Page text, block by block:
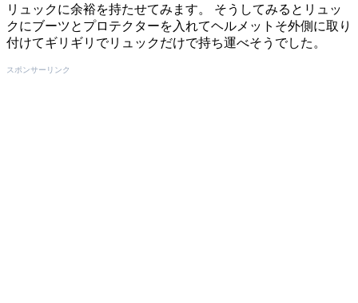
リュックに余裕を持たせてみます。 そうしてみるとリュッ
クにブーツとプロテクターを入れてヘルメットそ外側に取り
付けてギリギリでリュックだけで持ち運べそうでした。
スポンサーリンク